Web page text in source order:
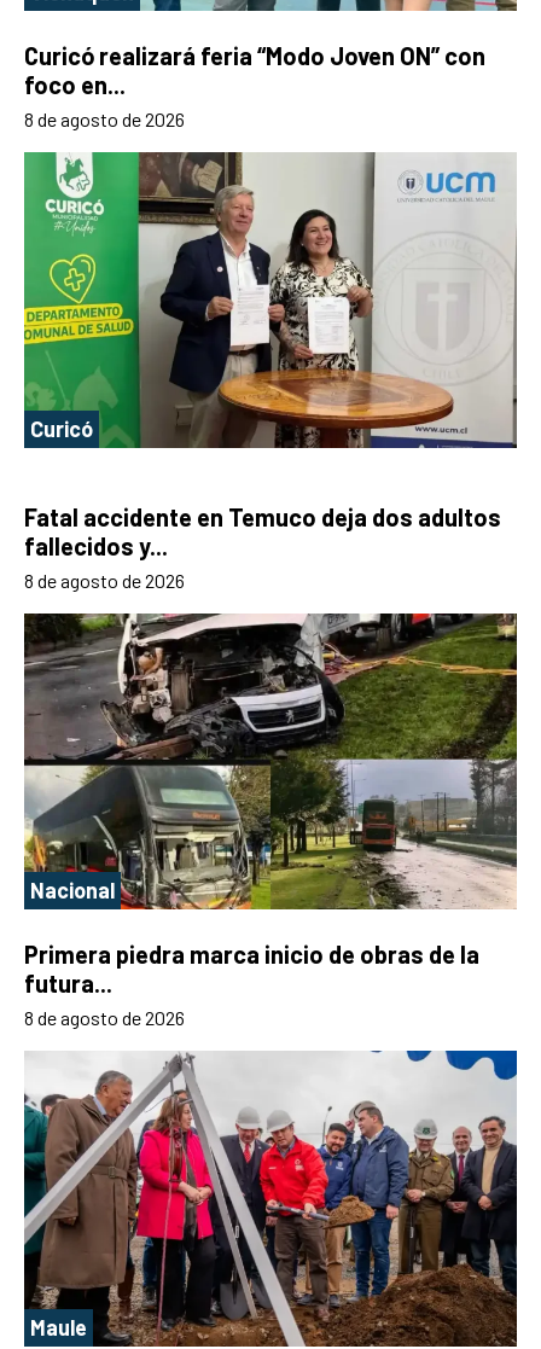
Curicó realizará feria “Modo Joven ON” con
foco en...
8 de agosto de 2026
Curicó
Fatal accidente en Temuco deja dos adultos
fallecidos y...
8 de agosto de 2026
Nacional
Primera piedra marca inicio de obras de la
futura...
8 de agosto de 2026
Maule